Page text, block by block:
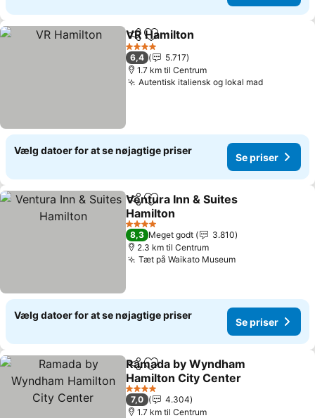
Del Føj til favoritter
VR Hamilton
4 Stjerner
6,4
5.717
1.7 km til Centrum
Autentisk italiensk og lokal mad
Vælg datoer for at se nøjagtige priser
Se priser
Del Føj til favoritter
Ventura Inn & Suites
Hamilton
4 Stjerner
8,3 Meget godt
3.810
2.3 km til Centrum
Tæt på Waikato Museum
Vælg datoer for at se nøjagtige priser
Se priser
Del Føj til favoritter
Ramada by Wyndham
Hamilton City Center
4 Stjerner
7,0
4.304
1.7 km til Centrum